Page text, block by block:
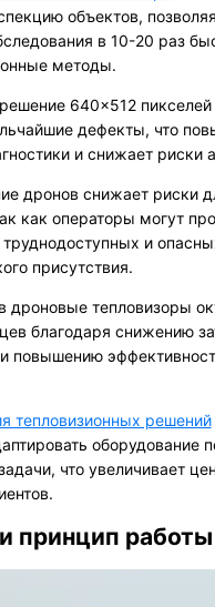
объектов, позволяя
в 10-20 раз
методы.
640×512 пикселей
дефекты, что
и снижает риски
дронов снижает риски
как операторы могут
и
присутствия.
дроновые тепловизоры
благодаря снижению
повышению
тепловизионных решений
оборудование
что увеличивает
принцип работы